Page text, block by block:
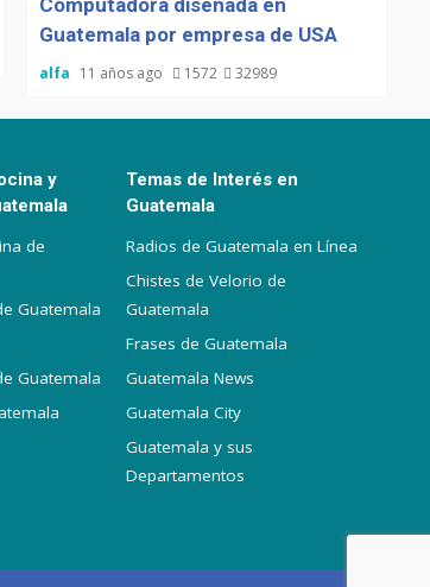
Computadora diseñada en
Guatemala por empresa de USA
alfa 11 años ago 1572 32989
y
de
Guatemala
Guatemala
Temas de Interés en
Guatemala
Radios de Guatemala en Línea
Chistes de Velorio de
Guatemala
Frases de Guatemala
Guatemala News
Guatemala City
Guatemala y sus
Departamentos